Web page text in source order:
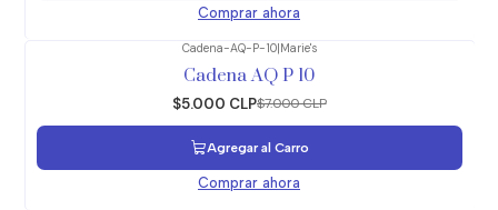
Comprar ahora
Cadena-AQ-P-10|Marie's
Cadena AQ P 10
$5.000 CLP$7.000 CLP
Agregar al Carro
Comprar ahora